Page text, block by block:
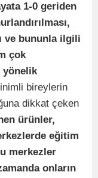
1-0 geriden
ve bununla ilgili
çok
yönelik
bireylerin
dikkat çeken
ürünler,
eğitim
merkezler
onların